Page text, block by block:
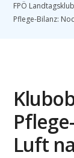
FPÖ
Pflege-Bilanz:
Luft